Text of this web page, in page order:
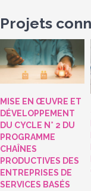
Projets
MISE EN ŒUVRE ET
DÉVELOPPEMENT
DU CYCLE N° 2 DU
PROGRAMME
CHAÎNES
PRODUCTIVES DES
ENTREPRISES DE
SERVICES BASÉS